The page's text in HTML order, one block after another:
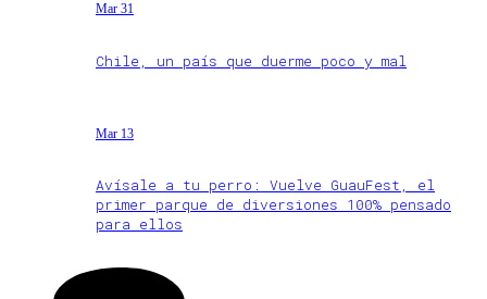
Mar 31
Chile, un país que duerme poco y mal
Mar 13
Avísale a tu perro: Vuelve GuauFest, el
primer parque de diversiones 100% pensado
para ellos